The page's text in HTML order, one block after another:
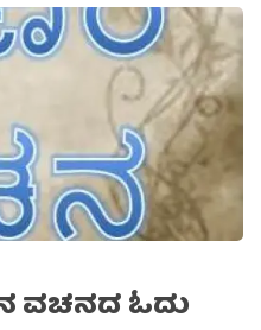
ವಚನದ ಓದು